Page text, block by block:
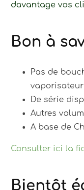
davantage vos
Bon à
Pas de
De série
Autres
A base de
Consulter ici la
Bientôt